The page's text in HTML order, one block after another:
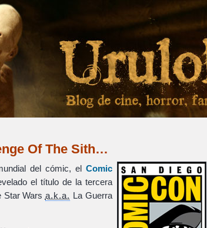
Of The Sith…
del cómic, el Comic
el título de la tercera
Star Wars a.k.a. La Guerra